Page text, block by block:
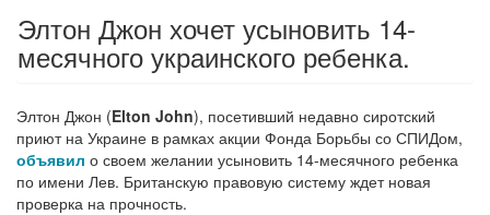
Элтон Джон хочет усыновить 14-
месячного украинского ребенка.
Элтон Джон (Elton John), посетивший недавно сиротский
приют на Украине в рамках акции Фонда Борьбы со СПИДом,
объявил о своем желании усыновить 14-месячного ребенка
по имени Лев. Британскую правовую систему ждет новая
проверка на прочность.